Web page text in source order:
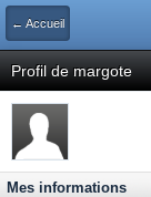
← Accueil
Profil de margote
Mes informations